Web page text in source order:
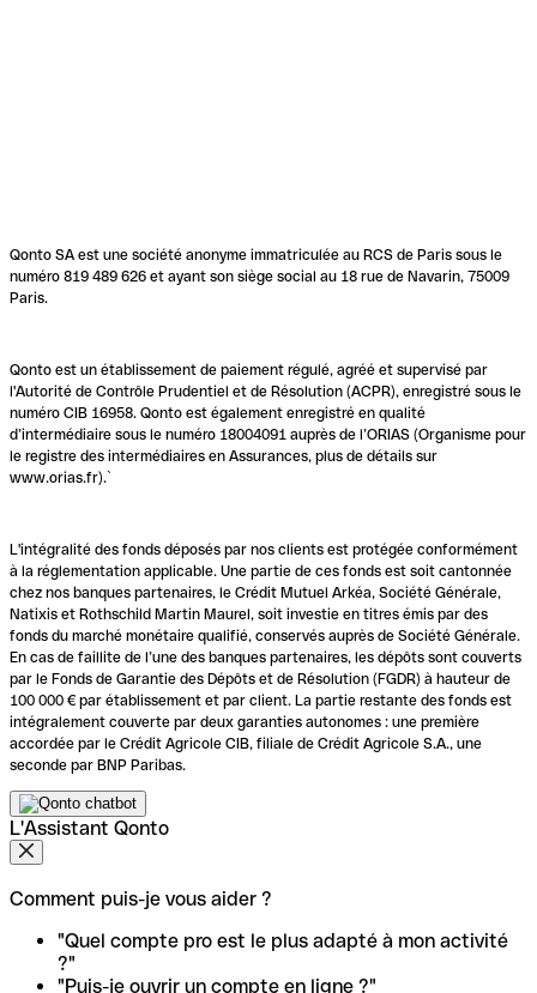
Qonto SA est une société anonyme immatriculée au RCS de Paris sous le
numéro 819 489 626 et ayant son siège social au 18 rue de Navarin, 75009
Paris.
Qonto est un établissement de paiement régulé, agréé et supervisé par
l'Autorité de Contrôle Prudentiel et de Résolution (ACPR), enregistré sous le
numéro CIB 16958. Qonto est également enregistré en qualité
d’intermédiaire sous le numéro 18004091 auprès de l’ORIAS (Organisme pour
le registre des intermédiaires en Assurances, plus de détails sur
www.orias.fr).`
L'intégralité des fonds déposés par nos clients est protégée conformément
à la réglementation applicable. Une partie de ces fonds est soit cantonnée
chez nos banques partenaires, le Crédit Mutuel Arkéa, Société Générale,
Natixis et Rothschild Martin Maurel, soit investie en titres émis par des
fonds du marché monétaire qualifié, conservés auprès de Société Générale.
En cas de faillite de l’une des banques partenaires, les dépôts sont couverts
par le Fonds de Garantie des Dépôts et de Résolution (FGDR) à hauteur de
100 000 € par établissement et par client. La partie restante des fonds est
intégralement couverte par deux garanties autonomes : une première
accordée par le Crédit Agricole CIB, filiale de Crédit Agricole S.A., une
seconde par BNP Paribas.
L'Assistant Qonto
Comment puis-je vous aider ?
"Quel compte pro est le plus adapté à mon activité
?"
"Puis-je ouvrir un compte en ligne ?"